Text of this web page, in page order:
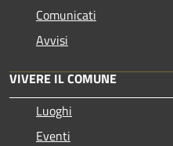
Comunicati
Avvisi
VIVERE IL COMUNE
Luoghi
Eventi